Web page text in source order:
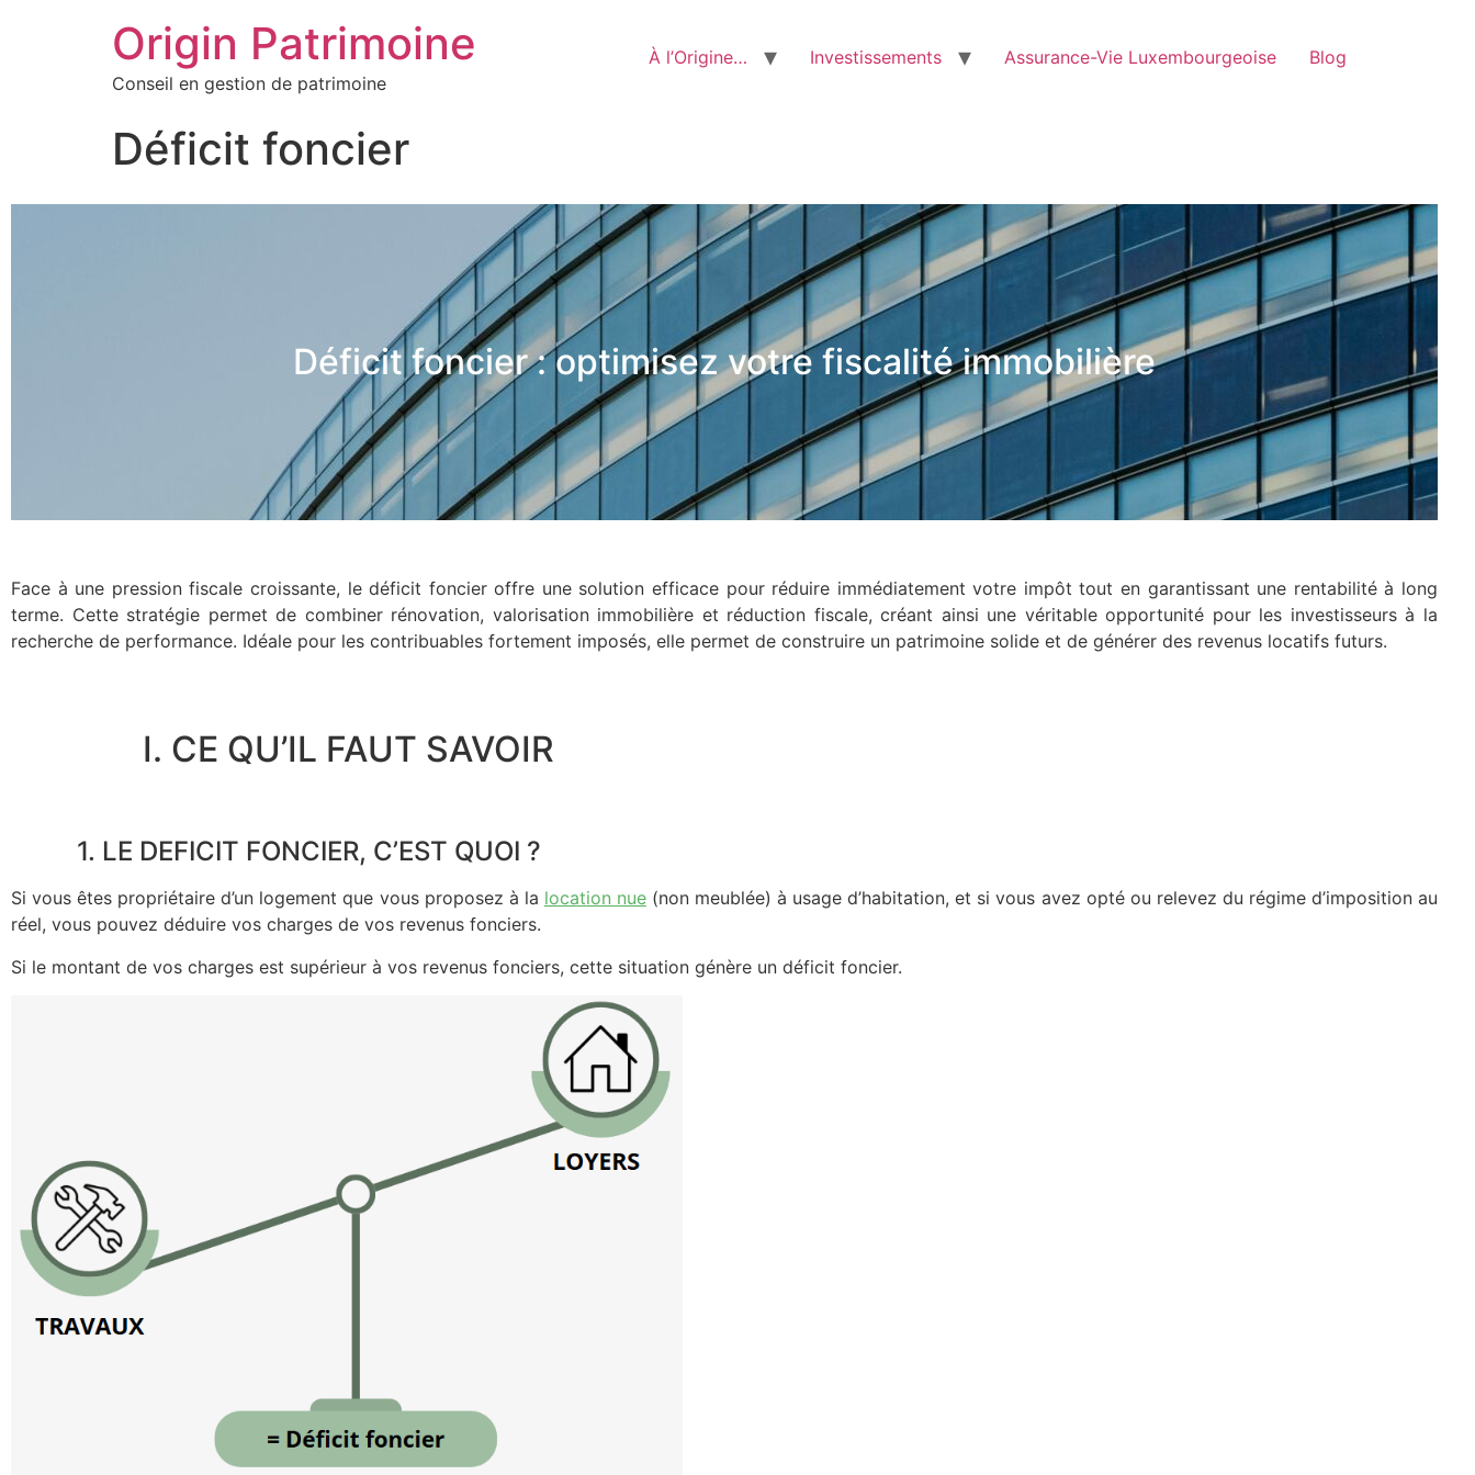
Origin Patrimoine
Conseil en gestion de patrimoine
À l’Origine… Investissements Assurance-Vie Luxembourgeoise Blog
Déficit foncier
Déficit foncier : optimisez votre fiscalité immobilière
Face à une pression fiscale croissante, le déficit foncier offre une solution efficace pour réduire immédiatement votre impôt tout en garantissant une rentabilité à long
terme. Cette stratégie permet de combiner rénovation, valorisation immobilière et réduction fiscale, créant ainsi une véritable opportunité pour les investisseurs à la
recherche de performance. Idéale pour les contribuables fortement imposés, elle permet de construire un patrimoine solide et de générer des revenus locatifs futurs.
I. CE QU’IL FAUT SAVOIR
1. LE DEFICIT FONCIER, C’EST QUOI ?
Si vous êtes propriétaire d’un logement que vous proposez à la location nue(non meublée) à usage d’habitation, et si vous avez opté ou relevez du régime d’imposition au
réel, vous pouvez déduire vos charges de vos revenus fonciers.
Si le montant de vos charges est supérieur à vos revenus fonciers, cette situation génère un déficit foncier.